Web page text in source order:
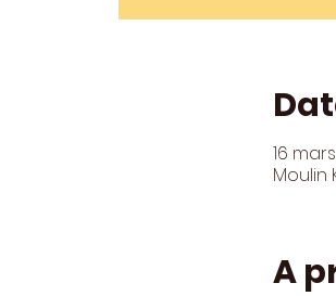
16 mars
Moulin
A